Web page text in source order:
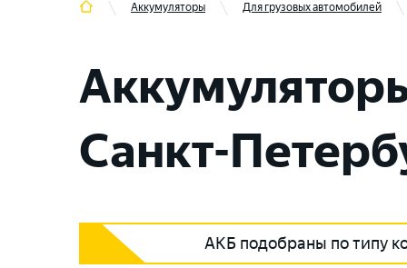
Аккумуляторы Для грузовых автомобилей
Санкт-
АКБ подобраны по типу